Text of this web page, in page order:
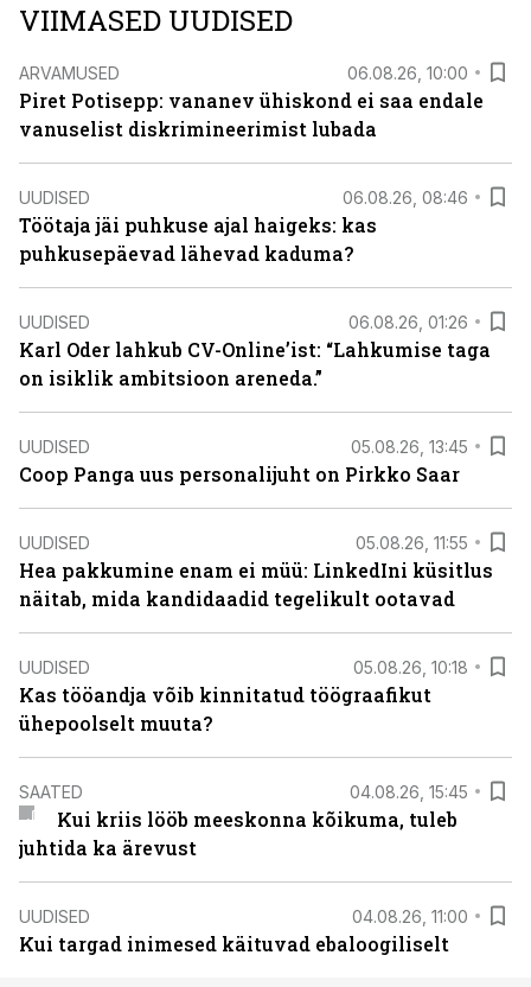
VIIMASED UUDISED
ARVAMUSED 06.08.26, 10:00
Piret Potisepp: vananev ühiskond ei saa endale
vanuselist diskrimineerimist lubada
UUDISED 06.08.26, 08:46
Töötaja jäi puhkuse ajal haigeks: kas
puhkusepäevad lähevad kaduma?
UUDISED 06.08.26, 01:26
Karl Oder lahkub CV-Online’ist: “Lahkumise taga
on isiklik ambitsioon areneda.”
UUDISED 05.08.26, 13:45
Coop Panga uus personalijuht on Pirkko Saar
UUDISED 05.08.26, 11:55
Hea pakkumine enam ei müü: LinkedIni küsitlus
näitab, mida kandidaadid tegelikult ootavad
UUDISED 05.08.26, 10:18
Kas tööandja võib kinnitatud töögraafikut
ühepoolselt muuta?
SAATED 04.08.26, 15:45
Kui kriis lööb meeskonna kõikuma, tuleb
juhtida ka ärevust
UUDISED 04.08.26, 11:00
Kui targad inimesed käituvad ebaloogiliselt